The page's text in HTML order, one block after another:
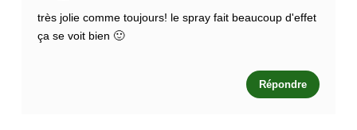
très jolie comme toujours! le spray fait beaucoup d'effet
ça se voit bien 🙂
Répondre